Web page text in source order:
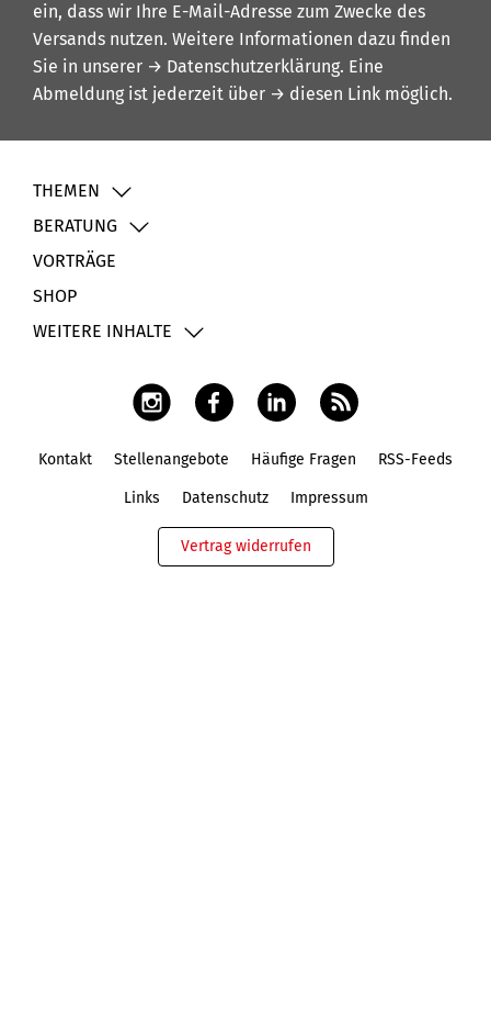
ein, dass wir Ihre E-Mail-Adresse zum Zwecke des
Versands nutzen. Weitere Informationen dazu finden
Sie in unserer → Datenschutzerklärung. Eine
Abmeldung ist jederzeit über → diesen Link möglich.
THEMEN
BERATUNG
VORTRÄGE
SHOP
WEITERE INHALTE
Kontakt Stellenangebote Häufige Fragen RSS-Feeds
Links Datenschutz Impressum
Vertrag widerrufen